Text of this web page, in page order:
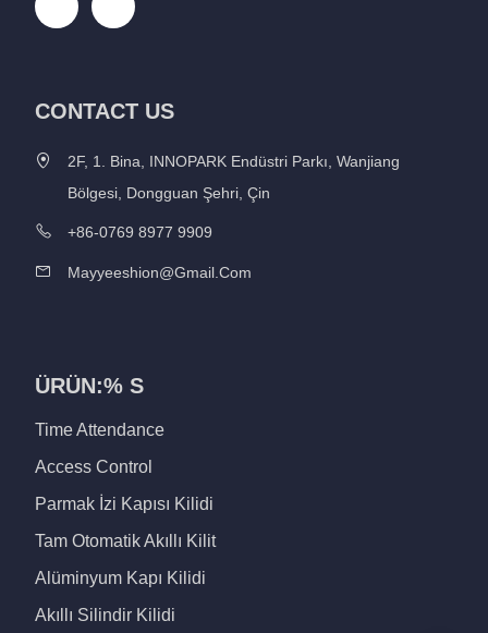
CONTACT US
2F, 1. Bina, INNOPARK Endüstri Parkı, Wanjiang
Bölgesi, Dongguan Şehri, Çin
+86-0769 8977 9909
Mayyeeshion@gmail.com
ÜRÜN:% S
Time Attendance
Access Control
Parmak İzi Kapısı Kilidi
Tam Otomatik Akıllı Kilit
Alüminyum Kapı Kilidi
Akıllı Silindir Kilidi